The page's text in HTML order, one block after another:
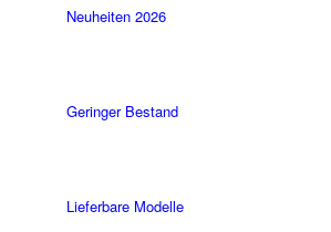
Neuheiten 2026
Geringer Bestand
Lieferbare Modelle